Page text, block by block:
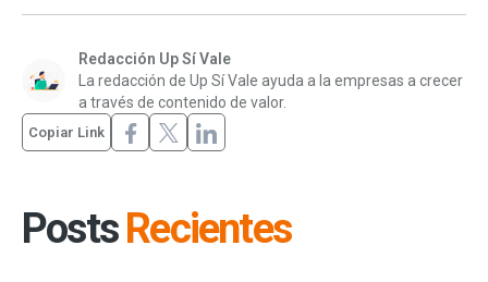
Redacción Up Sí Vale
La redacción de Up Sí Vale ayuda a la empresas a crecer
a través de contenido de valor.
Copiar Link
PostsRecientes